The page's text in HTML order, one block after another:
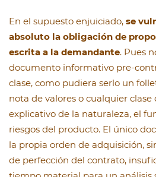
En el supuesto enjuiciado, se
absoluto la obligación de
escrita a la demandante. Pues
documento informativo pre-
clase, como pudiera serlo un
nota de valores o cualquier
explicativo de la naturaleza, el
riesgos del producto. El único
la propia orden de adquisición,
de perfección del contrato,